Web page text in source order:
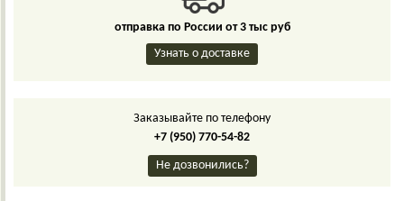
отправка по России от 3 тыс руб
Узнать о доставке
Заказывайте по телефону
+7 (950) 770-54-82
Не дозвонились?